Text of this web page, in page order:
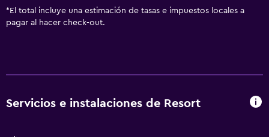
* El total incluye una estimación de tasas e impuestos locales a
pagar al hacer check-out.
Servicios e instalaciones de Resort